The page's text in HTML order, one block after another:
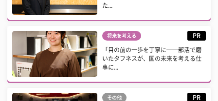
た...
将来を考える PR
「目の前の一歩を丁寧に──部活で磨
いたタフネスが、国の未来を考える仕
事に...
その他 PR